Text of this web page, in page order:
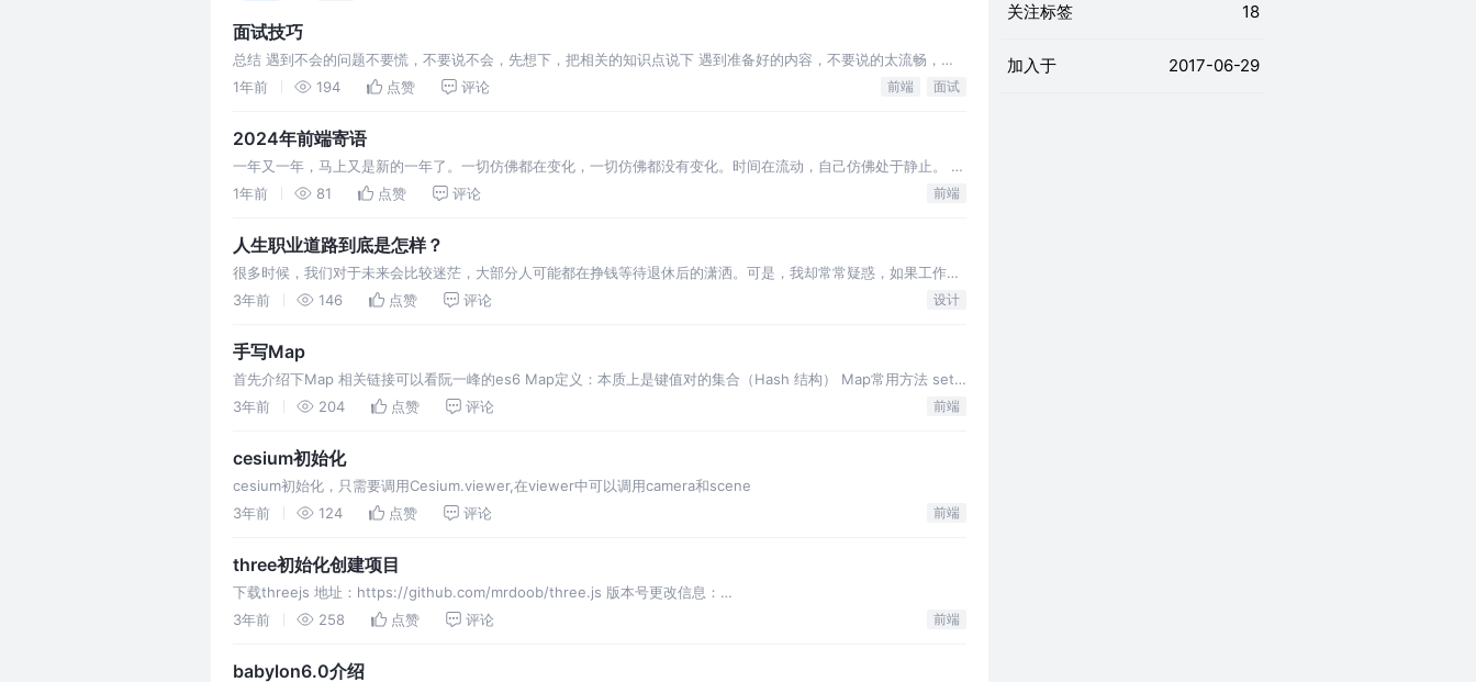
面试技巧
总结 遇到不会的问题不要慌，不要说不会，先想下，把相关的知识点说下 遇到准备好的内容，不要说的太流畅，至
少要有些思考和回忆 回答问题的一般套路，先说问题，再说拓展问题（一定自己了解） 回答问题一定是让
1年前 194 点赞 评论 前端 面试
2024年前端寄语
一年又一年，马上又是新的一年了。一切仿佛都在变化，一切仿佛都没有变化。时间在流动，自己仿佛处于静止。 人
生快乐的时光在于自我成长，可这一年仿佛没有了成长，很痛苦很迷茫。 可以依然要前进，需要思考接下来
1年前 81 点赞 评论 前端
人生职业道路到底是怎样？
很多时候，我们对于未来会比较迷茫，大部分人可能都在挣钱等待退休后的潇洒。可是，我却常常疑惑，如果工作不
快乐，可是工作又占了我们人生大部分的时间，这种选择真的对吗？ 我也尝试做一些自己喜欢的事情，但是发
3年前 146 点赞 评论 设计
手写Map
首先介绍下Map 相关链接可以看阮一峰的es6 Map定义：本质上是键值对的集合（Hash 结构） Map常用方法 set
设置keyvalue get 获取key has 判断是否存在对应key d
3年前 204 点赞 评论 前端
cesium初始化
cesium初始化，只需要调用Cesium.viewer,在viewer中可以调用camera和scene
3年前
124 点赞 评论 前端
three初始化创建项目
下载threejs 地址：https://github.com/mrdoob/three.js 版本号更改信息：
https://github.com/mrdoob/three.js/releases
3年前 258 点赞 评论 前端
babylon6.0介绍
关注标签 18
加入于 2017-06-29